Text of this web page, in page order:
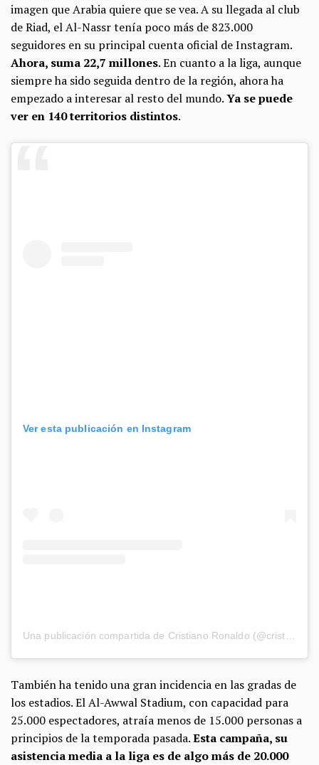
imagen que Arabia quiere que se vea. A su llegada al club
de Riad, el Al-Nassr tenía poco más de 823.000
seguidores en su principal cuenta oficial de Instagram.
Ahora, suma 22,7 millones. En cuanto a la liga, aunque
siempre ha sido seguida dentro de la región, ahora ha
empezado a interesar al resto del mundo.Ya se puede
ver en 140 territorios distintos.
Ver esta publicación en Instagram
También ha tenido una gran incidencia en las gradas de
los estadios. El Al-Awwal Stadium, con capacidad para
25.000 espectadores, atraía menos de 15.000 personas a
principios de la temporada pasada.Esta campaña, su
asistencia media a la liga es de algo más de 20.000